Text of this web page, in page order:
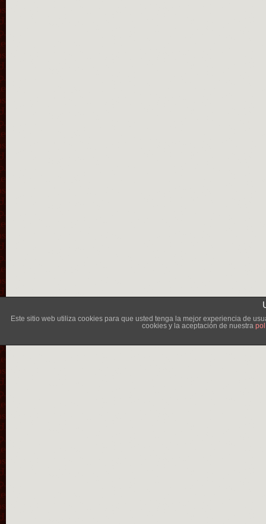
Este sitio web utiliza cookies para que usted tenga la mejor experiencia de
cookies y la aceptación de nuestra